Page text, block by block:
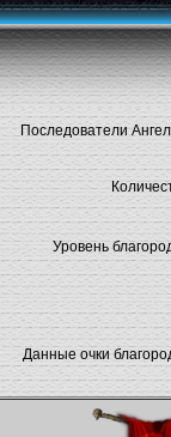
Последователи
Уровень
Данные очки